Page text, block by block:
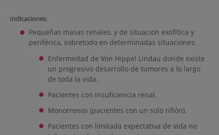
Indicaciones:
Pequeñas masas renales, y de situacion exofítica y
periférica, sobretodo en determinadas situaciones:
Enfermedad de Von Hippel Lindau donde existe
un progresivo desarrollo de tumores a lo largo
de toda la vida.
Pacientes con insuficiencia renal.
Monorrenos (pacientes con un solo riñón).
Pacientes con limitada expectativa de vida no